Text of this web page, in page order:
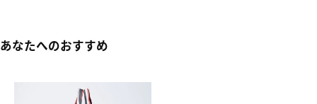
あなたへのおすすめ